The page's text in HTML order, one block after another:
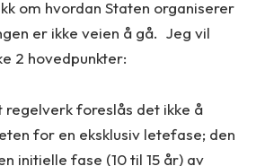
om hvordan Staten organiserer
er ikke veien å gå. Jeg vil
2 hovedpunkter:
regelverk foreslås det ikke å
for en eksklusiv letefase; den
initielle fase (10 til 15 år) av